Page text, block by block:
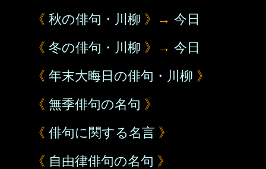
《 秋の俳句・川柳 》→ 今日
《 冬の俳句・川柳 》→ 今日
《 年末大晦日の俳句・川柳 》
《 無季俳句の名句 》
《 俳句に関する名言 》
《 自由律俳句の名句 》